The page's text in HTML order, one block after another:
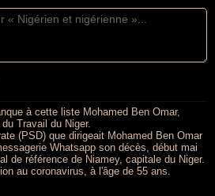
à cette liste Mohamed Ben Omar,
Travail du Niger.
(PSD) que dirigeait Mohamed Ben Omar
Whatsapp son décès, début mai
de référence de Niamey, capitale du Niger.
au coronavirus, à l'âge de 55 ans.